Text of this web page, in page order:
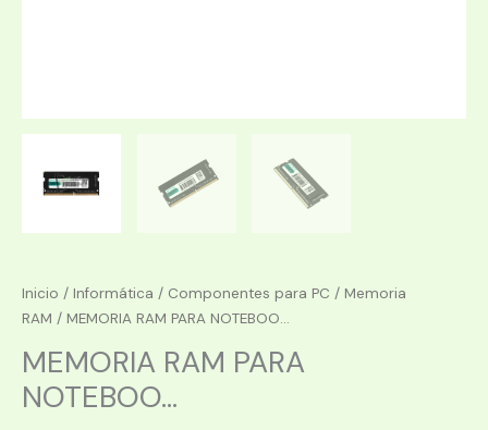
Inicio / Informática / Componentes para PC / Memoria
RAM / MEMORIA RAM PARA NOTEBOO...
MEMORIA RAM PARA
NOTEBOO...